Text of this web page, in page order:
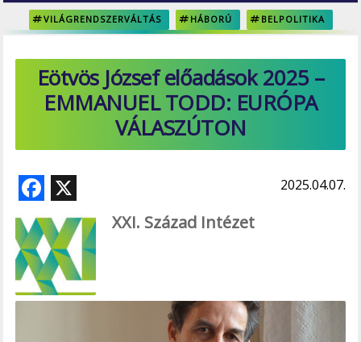
VILÁGRENDSZERVÁLTÁS HÁBORÚ BELPOLITIKA
Eötvös József előadások 2025 –
EMMANUEL TODD: EURÓPA
VÁLASZÚTON
F
ac
e
b
o
2025.04.07.
XXI. Század Intézet